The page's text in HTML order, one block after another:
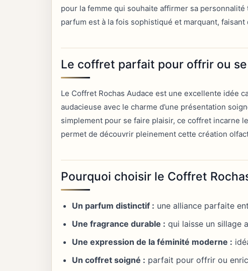
pour la femme qui souhaite affirmer sa
parfum est à la fois sophistiqué et marquant,
Le coffret parfait pour offrir ou
Le Coffret Rochas Audace est une excellente idée
audacieuse avec le charme d’une présentation
simplement pour se faire plaisir, ce coffret incarne
permet de découvrir pleinement cette création
Pourquoi choisir le Coffret
Un parfum distinctif : une alliance parfaite
Une fragrance durable : qui laisse un sillage
Une expression de la féminité moderne :
Un coffret soigné : parfait pour offrir ou